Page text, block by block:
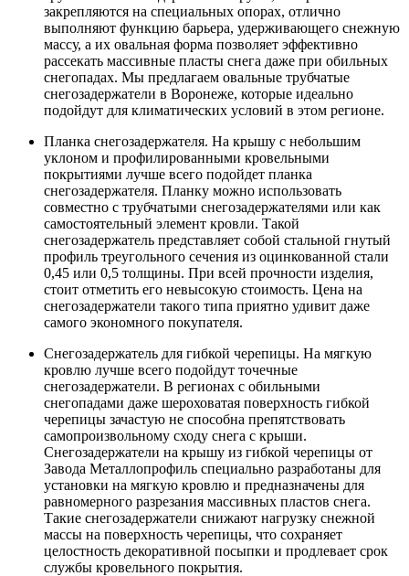
закрепляются на специальных опорах, отлично
выполняют функцию барьера, удерживающего снежную
массу, а их овальная форма позволяет эффективно
рассекать массивные пласты снега даже при обильных
снегопадах. Мы предлагаем овальные трубчатые
снегозадержатели в Воронеже, которые идеально
подойдут для климатических условий в этом регионе.
Планка снегозадержателя. На крышу с небольшим
уклоном и профилированными кровельными
покрытиями лучше всего подойдет планка
снегозадержателя. Планку можно использовать
совместно с трубчатыми снегозадержателями или как
самостоятельный элемент кровли. Такой
снегозадержатель представляет собой стальной гнутый
профиль треугольного сечения из оцинкованной стали
0,45 или 0,5 толщины. При всей прочности изделия,
стоит отметить его невысокую стоимость. Цена на
снегозадержатели такого типа приятно удивит даже
самого экономного покупателя.
Снегозадержатель для гибкой черепицы. На мягкую
кровлю лучше всего подойдут точечные
снегозадержатели. В регионах с обильными
снегопадами даже шероховатая поверхность гибкой
черепицы зачастую не способна препятствовать
самопроизвольному сходу снега с крыши.
Снегозадержатели на крышу из гибкой черепицы от
Завода Металлопрофиль специально разработаны для
установки на мягкую кровлю и предназначены для
равномерного разрезания массивных пластов снега.
Такие снегозадержатели снижают нагрузку снежной
массы на поверхность черепицы, что сохраняет
целостность декоративной посыпки и продлевает срок
службы кровельного покрытия.